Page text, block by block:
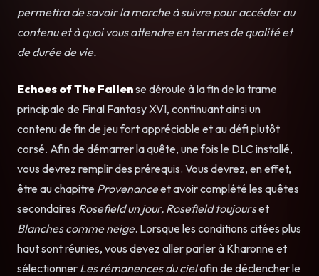
permettra de savoir la marche à suivre pour accéder au
contenu et à quoi vous attendre en termes de qualité et
de durée de vie.
Echoes of The Fallense déroule à la fin de la trame
principale de Final Fantasy XVI, continuant ainsi un
contenu de fin de jeu fort appréciable et au défi plutôt
corsé. Afin de démarrer la quête, une fois le DLC installé,
vous devrez remplir des prérequis. Vous devrez, en effet,
être au chapitre Provenanceet avoir complété les quêtes
secondaires Rosefield un jour, Rosefield toujourset
Blanches comme neige. Lorsque les conditions citées plus
haut sont réunies, vous devez aller parler à Kharonne et
sélectionner Les rémanences du cielafin de déclencher le